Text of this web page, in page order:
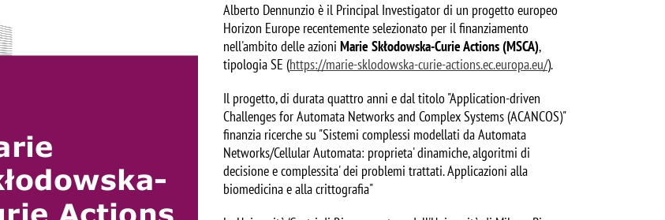
Alberto Dennunzio è il Principal Investigator di un progetto europeo
Horizon Europe recentemente selezionato per il finanziamento
nell'ambito delle azioni Marie Skłodowska-Curie Actions (MSCA),
tipologia SE (https://marie-sklodowska-curie-actions.ec.europa.eu/).
Il progetto, di durata quattro anni e dal titolo "Application-driven
Challenges for Automata Networks and Complex Systems (ACANCOS)"
finanzia ricerche su "Sistemi complessi modellati da Automata
Networks/Cellular Automata: proprieta' dinamiche, algoritmi di
decisione e complessita' dei problemi trattati. Applicazioni alla
biomedicina e alla crittografia"